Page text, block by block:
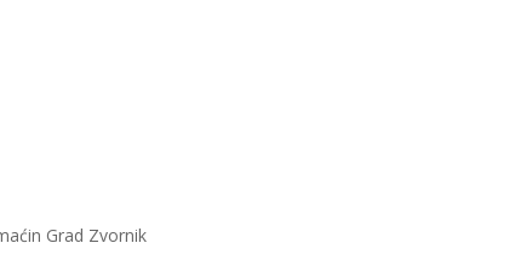
Grad Zvornik